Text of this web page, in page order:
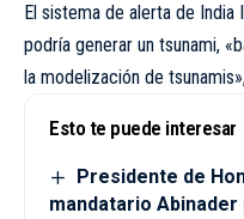
El sistema de alerta de India
podría generar un tsunami,
la modelización de
Esto te puede interesar
Presidente de
mandatario